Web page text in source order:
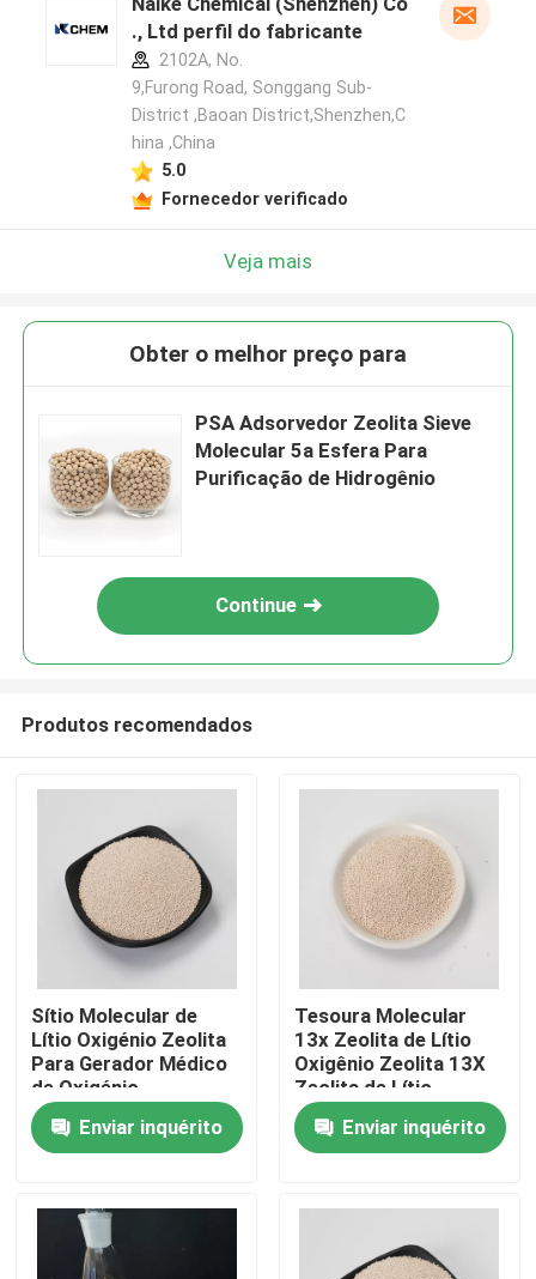
Para casa
., Ltd perfil do fabricante
2102A, No.
9,Furong Road, Songgang Sub-
District ,Baoan District,Shenzhen,C
hina ,China
5.0
Fornecedor verificado
Veja mais
Obter o melhor preço para
PSA Adsorvedor Zeolita Sieve
Molecular 5a Esfera Para
Purificação de Hidrogênio
Continue
Produtos recomendados
Sítio Molecular de
Lítio Oxigénio Zeolita
Para Gerador Médico
de Oxigénio
Enviar inquérito
Tesoura Molecular
13x Zeolita de Lítio
Oxigênio Zeolita 13X
Zeolita de Lítio
Oxigênio
Enviar inquérito